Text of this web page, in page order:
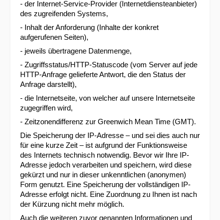
- der Internet-Service-Provider (Internetdiensteanbieter)
des zugreifenden Systems,
- Inhalt der Anforderung (Inhalte der konkret
aufgerufenen Seiten),
- jeweils übertragene Datenmenge,
- Zugriffsstatus/HTTP-Statuscode (vom Server auf jede
HTTP-Anfrage gelieferte Antwort, die den Status der
Anfrage darstellt),
- die Internetseite, von welcher auf unsere Internetseite
zugegriffen wird,
- Zeitzonendifferenz zur Greenwich Mean Time (GMT).
Die Speicherung der IP-Adresse – und sei dies auch nur
für eine kurze Zeit – ist aufgrund der Funktionsweise
des Internets technisch notwendig. Bevor wir Ihre IP-
Adresse jedoch verarbeiten und speichern, wird diese
gekürzt und nur in dieser unkenntlichen (anonymen)
Form genutzt. Eine Speicherung der vollständigen IP-
Adresse erfolgt nicht. Eine Zuordnung zu Ihnen ist nach
der Kürzung nicht mehr möglich.
Auch die weiteren zuvor genannten Informationen und